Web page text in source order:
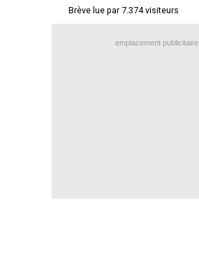
Brève lue par 7.374 visiteurs
emplacement publicitaire